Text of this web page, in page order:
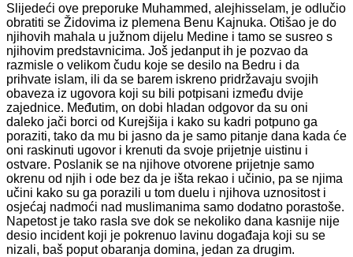
Slijedeći ove preporuke Muhammed, alejhisselam, je odlučio
obratiti se Židovima iz plemena Benu Kajnuka. Otišao je do
njihovih mahala u južnom dijelu Medine i tamo se susreo s
njihovim predstavnicima. Još jedanput ih je pozvao da
razmisle o velikom čudu koje se desilo na Bedru i da
prihvate islam, ili da se barem iskreno pridržavaju svojih
obaveza iz ugovora koji su bili potpisani između dvije
zajednice. Međutim, on dobi hladan odgovor da su oni
daleko jači borci od Kurejšija i kako su kadri potpuno ga
poraziti, tako da mu bi jasno da je samo pitanje dana kada će
oni raskinuti ugovor i krenuti da svoje prijetnje uistinu i
ostvare. Poslanik se na njihove otvorene prijetnje samo
okrenu od njih i ode bez da je išta rekao i učinio, pa se njima
učini kako su ga porazili u tom duelu i njihova uznositost i
osjećaj nadmoći nad muslimanima samo dodatno porastoše.
Napetost je tako rasla sve dok se nekoliko dana kasnije nije
desio incident koji je pokrenuo lavinu događaja koji su se
nizali, baš poput obaranja domina, jedan za drugim.